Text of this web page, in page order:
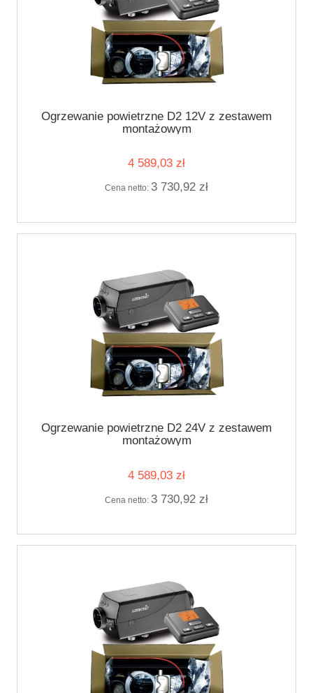
Ogrzewanie powietrzne D2 12V z zestawem
montażowym
4 589,03 zł
Cena netto: 3 730,92 zł
Ogrzewanie powietrzne D2 24V z zestawem
montażowym
4 589,03 zł
Cena netto: 3 730,92 zł